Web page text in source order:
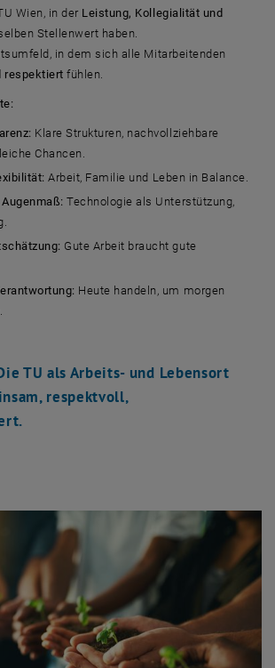
Wien, in der Leistung, Kollegialität und
Stellenwert haben.
in dem sich alle Mitarbeitenden
respektiert fühlen.
Klare Strukturen, nachvollziehbare
Chancen.
Arbeit, Familie und Leben in Balance.
Technologie als Unterstützung,
Gute Arbeit braucht gute
Heute handeln, um morgen
TU als Arbeits- und Lebensort
respektvoll,